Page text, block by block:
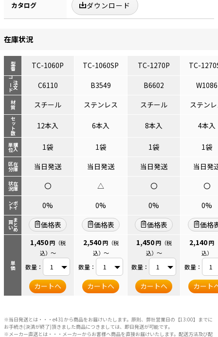
カタログ ダウンロード
在庫状況
型番
注文
コード
材質
セット数
購入
単位
在庫
区分
在庫
状況
ポイ
ント
まとめ
買い
単価
TC-1060P TC-1060SP TC-1270P TC-
C6110 B3549 B6602
W1086
スチール
ステンレス スチール ステン
12本入 6本入 8本入 4本入
1袋 1袋 1袋
1袋
当日発送
当日発送 当日発送
当日発
〇
△ 〇
〇
0%
0% 0%
0%
価格表
価格表 価格表
価格
1,450 円（税
込） ～
数量：
カートへ
2,540 円（税
込） ～
数量：
カートへ
1,450 円（税
込） ～
数量：
カートへ
2,140 円
込）
数量：
カート
※当日発送とは・・・e431から商品をお届けいたします。原則、弊社営業日の【13:00】までに
お手続き(決済が終了)頂きました商品につきましては、即日発送が可能です。
※メーカー直送とは・・・メーカーからお客様へ商品を直接お届けいたします。配送方法及び配